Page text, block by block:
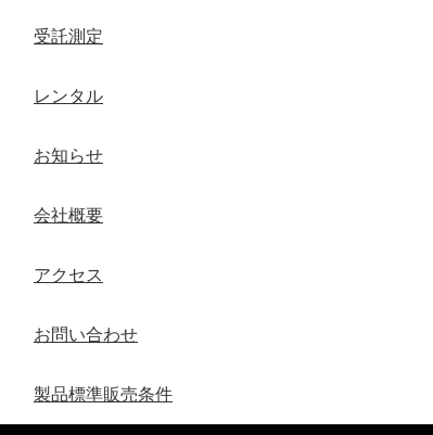
受託測定
レンタル
お知らせ
会社概要
アクセス
お問い合わせ
製品標準販売条件